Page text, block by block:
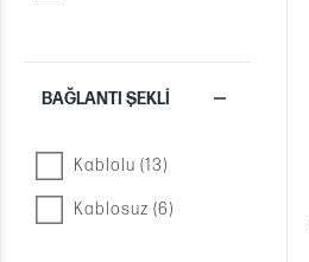
BAĞLANTI ŞEKLI
Kablolu (13)
Kablosuz (6)